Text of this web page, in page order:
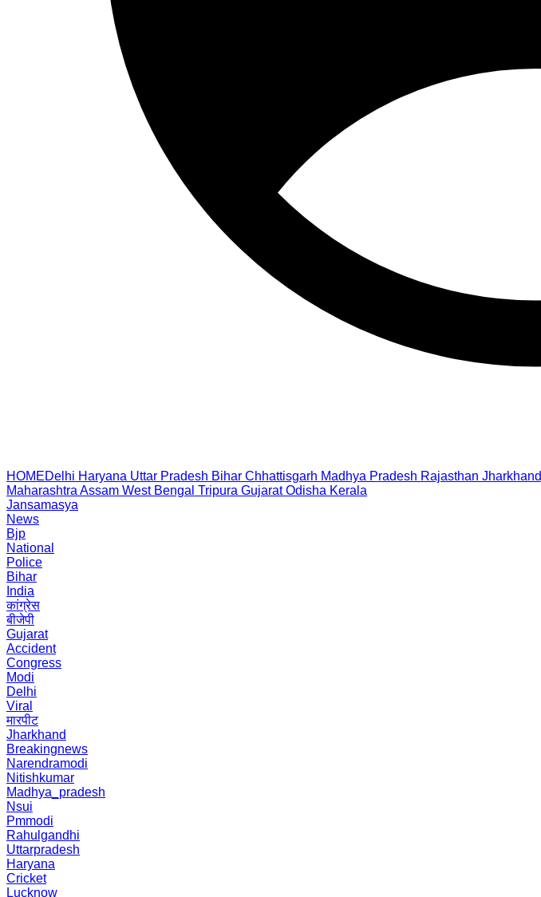
HOMEDelhi Haryana Uttar Pradesh Bihar Chhattisgarh Madhya Pradesh Rajasthan Jharkhand
Maharashtra Assam West Bengal Tripura Gujarat Odisha Kerala
Jansamasya
News
Bjp
National
Police
Bihar
India
कांग्रेस
बीजेपी
Gujarat
Accident
Congress
Modi
Delhi
Viral
मारपीट
Jharkhand
Breakingnews
Narendramodi
Nitishkumar
Madhya_pradesh
Nsui
Pmmodi
Rahulgandhi
Uttarpradesh
Haryana
Cricket
Lucknow